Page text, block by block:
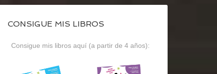
CONSIGUE MIS LIBROS
Consigue mis libros aquí (a partir de 4 años):